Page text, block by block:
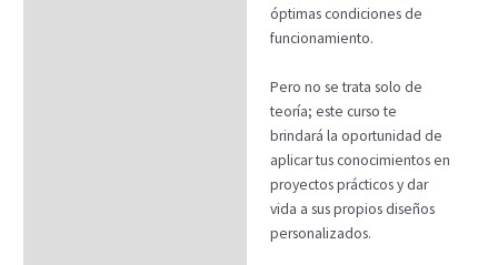
óptimas condiciones de
funcionamiento.
Pero no se trata solo de
teoría; este curso te
brindará la oportunidad de
aplicar tus conocimientos en
proyectos prácticos y dar
vida a sus propios diseños
personalizados.